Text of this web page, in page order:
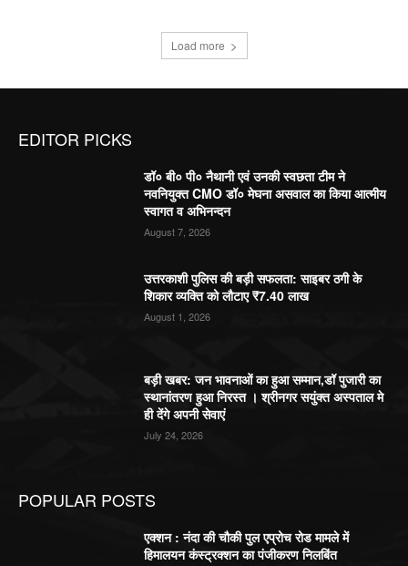
Load more
EDITOR PICKS
डॉ० बी० पी० नैथानी एवं उनकी स्वछता टीम ने
नवनियुक्त CMO डॉ० मेघना असवाल का किया आत्मीय
स्वागत व अभिनन्दन
August 7, 2026
उत्तरकाशी पुलिस की बड़ी सफलता: साइबर ठगी के
शिकार व्यक्ति को लौटाए ₹7.40 लाख
August 1, 2026
बड़ी खबर: जन भावनाओं का हुआ सम्मान,डॉ पुजारी का
स्थानांतरण हुआ निरस्त । श्रीनगर सयुंक्त अस्पताल मे
ही देंगे अपनी सेवाएं
July 24, 2026
POPULAR POSTS
एक्शन : नंदा की चौकी पुल एप्रोच रोड मामले में
हिमालयन कंस्ट्रक्शन का पंजीकरण निलबिंत